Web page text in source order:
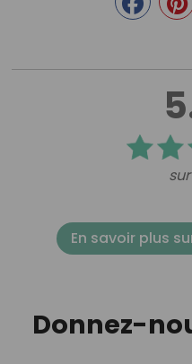
En savoir plus
Donnez-